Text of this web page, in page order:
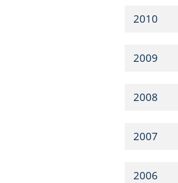
2010
2009
2008
2007
2006